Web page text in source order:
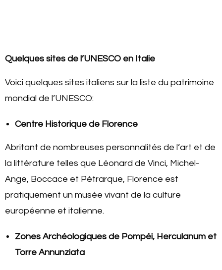
Quelques sites de l’UNESCO en Italie
Voici quelques sites italiens sur la liste du patrimoine
mondial de l’UNESCO:
Centre Historique de Florence
Abritant de nombreuses personnalités de l’art et de
la littérature telles que Léonard de Vinci, Michel-
Ange, Boccace et Pétrarque, Florence est
pratiquement un musée vivant de la culture
européenne et italienne.
Zones Archéologiques de Pompéi, Herculanum et
Torre Annunziata